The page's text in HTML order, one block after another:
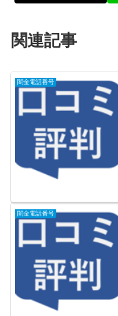
関連記事
闇金電話番号
闇金電話番号